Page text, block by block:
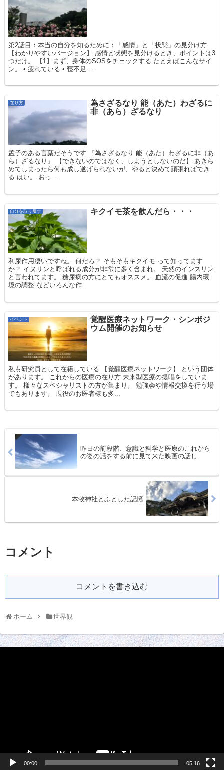
第2話目：本当の自分を知るために：「感情」と「状態」の見分け方
【わかりやすいバージョン】 感情と状態を見分けるとき、ポイントは3
つだけ。 【1】まず、身体のSOSをチェックする たとえばこんなサイ
ン。 • 疲れている • 寝不足 ...
在り方
為さざるなり 能（あた）わざるに
非（あら）ざるなり
孟子のある言葉だそうです 『為さざるなり 能（あた）わざるに非（あ
ら）ざるなり』 【できないのではなく、しようとしないのだ】 あきら
めてしまったら何も成し遂げられないが、やると決めて頑張ればでき
る はい。 おっ...
自分を取り戻す キクイモ茶を飲んだら・・・
利尿作用凄いですね。 何だろ？ そもそもキクイモ って知ってます
か？ イヌリンと呼ばれる成分が非常に多く含まれ。 天然のインスリン
と言われてます。 糖尿病の方にとてもオススメ。 血流の促進 腸内環
境の調整 などいろんな作...
イベント
覚醒医療ネットワーク・シンポジ
ウム開催のお知らせ
私も研究員として在籍している 【覚醒医療ネットワーク】 という団体
があります。 これからの医療の在り方 未来型医療の提唱をしていま
す。 様々なスペシャリストの方が集まり。 勉強会や情報交換を行う場
でもあります。 現役のお医者様も多...
昨日の前段階、意識と科学と医療のこれから
の姿の話をする前に見て来た映画の話し
本牧神社とふとした記憶
コメント
コメントを書き込む
ホーム 世界観
00:00 05:16